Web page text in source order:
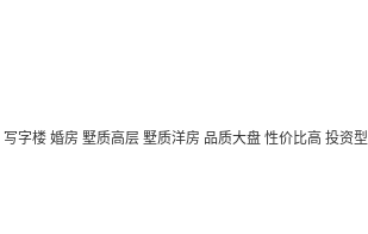
写字楼 婚房 墅质高层 墅质洋房 品质大盘 性价比高 投资型